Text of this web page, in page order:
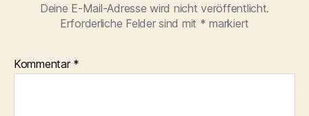
Deine E-Mail-Adresse wird nicht veröffentlicht.
Erforderliche Felder sind mit * markiert
Kommentar *